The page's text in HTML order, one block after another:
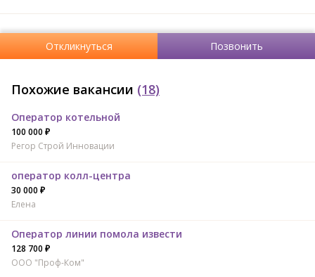
Откликнуться Позвонить
Похожие вакансии (18)
Оператор котельной
100 000 ₽
Регор Строй Инновации
оператор колл-центра
30 000 ₽
Елена
Оператор линии помола извести
128 700 ₽
ООО "Проф-Ком"